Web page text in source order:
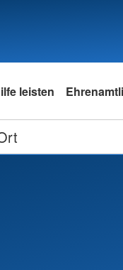
leisten